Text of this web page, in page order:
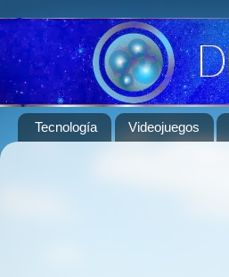
Tecnología Videojuegos